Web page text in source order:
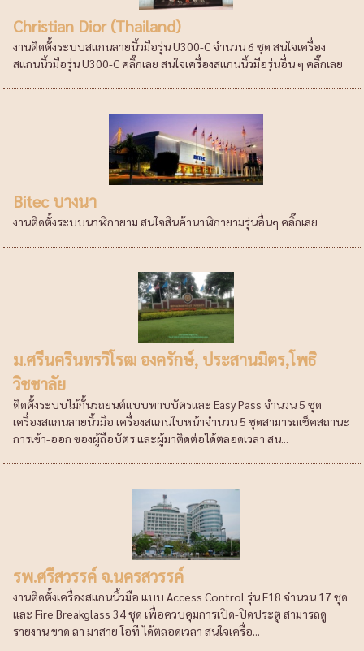
Christian Dior (Thailand)
งานติดตั้งระบบสแกนลายนิ้วมือรุ่น U300-C จำนวน 6 ชุด สนใจเครื่อง
สแกนนิ้วมือรุ่น U300-C คลิ๊กเลย สนใจเครื่องสแกนนิ้วมือรุ่นอื่น ๆ คลิ๊กเลย
Bitec บางนา
งานติดตั้งระบบนาฬิกายาม สนใจสินค้านาฬิกายามรุ่นอื่นๆ คลิ๊กเลย
ม.ศรีนครินทรวิโรฒ องครักษ์, ประสานมิตร,โพธิ
วิชชาลัย
ติดตั้งระบบไม้กั้นรถยนต์แบบทาบบัตรและ Easy Pass จำนวน 5 ชุด
เครื่องสแกนลายนิ้วมือ เครื่องสแกนใบหน้าจำนวน 5 ชุดสามารถเช็คสถานะ
การเข้า-ออก ของผู้ถือบัตร และผู้มาติดต่อได้ตลอดเวลา สน...
รพ.ศรีสวรรค์ จ.นครสวรรค์
งานติดตั้งเครื่องสแกนนิ้วมือ แบบ Access Control รุ่น F18 จำนวน 17 ชุด
และ Fire Breakglass 34 ชุด เพื่อควบคุมการเปิด-ปิดประตู สามารถดู
รายงาน ขาด ลา มาสาย โอที ได้ตลอดเวลา สนใจเครื่อ...